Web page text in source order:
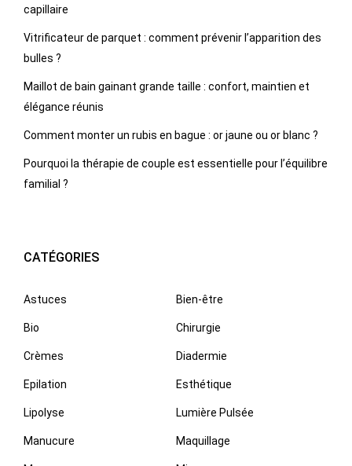
capillaire
Vitrificateur de parquet : comment prévenir l’apparition des
bulles ?
Maillot de bain gainant grande taille : confort, maintien et
élégance réunis
Comment monter un rubis en bague : or jaune ou or blanc ?
Pourquoi la thérapie de couple est essentielle pour l’équilibre
familial ?
CATÉGORIES
Astuces Bien-être
Bio Chirurgie
Crèmes Diadermie
Epilation Esthétique
Lipolyse Lumière Pulsée
Manucure Maquillage